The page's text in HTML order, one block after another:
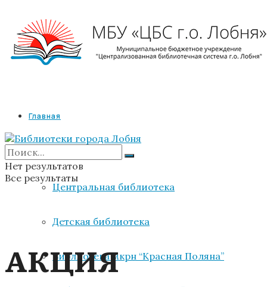
Главная
Библиотеки
Центральная библиотека
Детская библиотека
Библиотека мкрн “Красная Поляна”
Нет результатов
Все результаты
АКЦИЯ